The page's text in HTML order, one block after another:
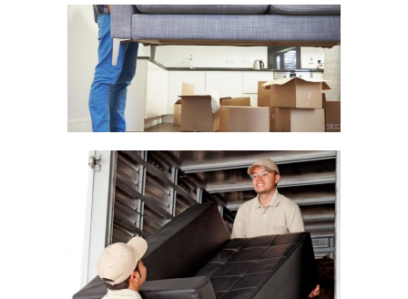
NEUMÖBELTRANSPORT
SONDERFAHRTEN
SERVICE & KONTAKT
UMZUGSBESICHTIGUNG
UMZUGSLISTE &
PREISANFRAGE
HÄUFIGE FRAGEN (FAQ)
UNTERNEHMEN